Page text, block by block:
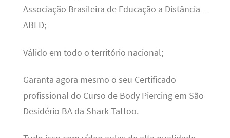
Associação Brasileira de Educação a Distância –
ABED;
Válido em todo o território nacional;
Garanta agora mesmo o seu Certificado
profissional do Curso de Body Piercing em São
Desidério BA da Shark Tattoo.